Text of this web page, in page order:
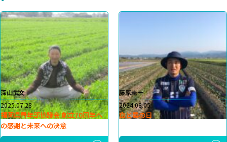
深山武文
2025.07.28
福岡県青年部協議会 創立70周年へ
の感謝と未来への決意
藤原圭一
2024.08.05
食と農の日